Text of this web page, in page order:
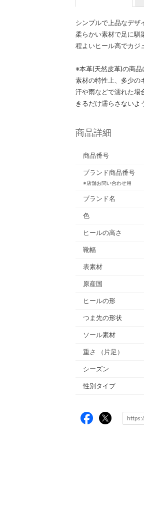
シンプルで上品なデザ
柔らかい素材で足に馴
程よいヒール高でカジ
※本革(天然皮革)の商品
素材の特性上、多少の
汗や雨などで濡れた場
きるだけ濡らさないよ
商品詳細
商品番号
ブランド商品番号
※店舗お問い合わせ用
ブランド名
色
ヒールの高さ
靴幅
表素材
原産国
ヒールの形
つま先の形状
ソール素材
重さ （片足）
シーズン
性別タイプ